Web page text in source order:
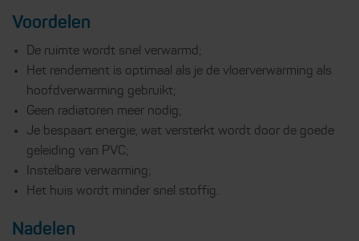
Voordelen
De ruimte wordt snel verwarmd;
Het rendement is optimaal als je de vloerverwarming als
hoofdverwarming gebruikt;
Geen radiatoren meer nodig;
Je bespaart energie, wat versterkt wordt door de goede
geleiding van PVC;
Instelbare verwarming;
Het huis wordt minder snel stoffig.
Nadelen